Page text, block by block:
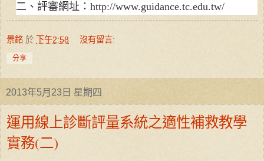
二、評審網址： http://www.guidance.tc.edu.tw/
景銘 於 下午2:58 沒有留言:
分享
2013年5月23日 星期四
運用線上診斷評量系統之適性補救教學
實務(二)